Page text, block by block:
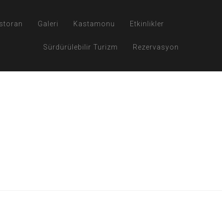
Galeri Kastamonu Etkinlikler
Sürdürülebilir Turizm Rezervasyon